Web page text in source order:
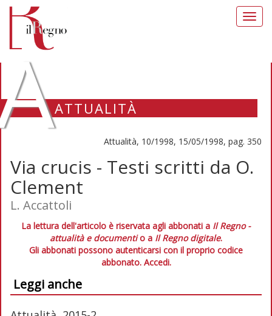
ATTUALITÀ
Attualità, 10/1998, 15/05/1998, pag. 350
Via crucis - Testi scritti da O.
Clement
L. Accattoli
La lettura dell'articolo è riservata agli abbonati a Il Regno -
attualità e documentio a Il Regno digitale.
Gli abbonati possono autenticarsi con il proprio codice
abbonato. Accedi.
Leggi anche